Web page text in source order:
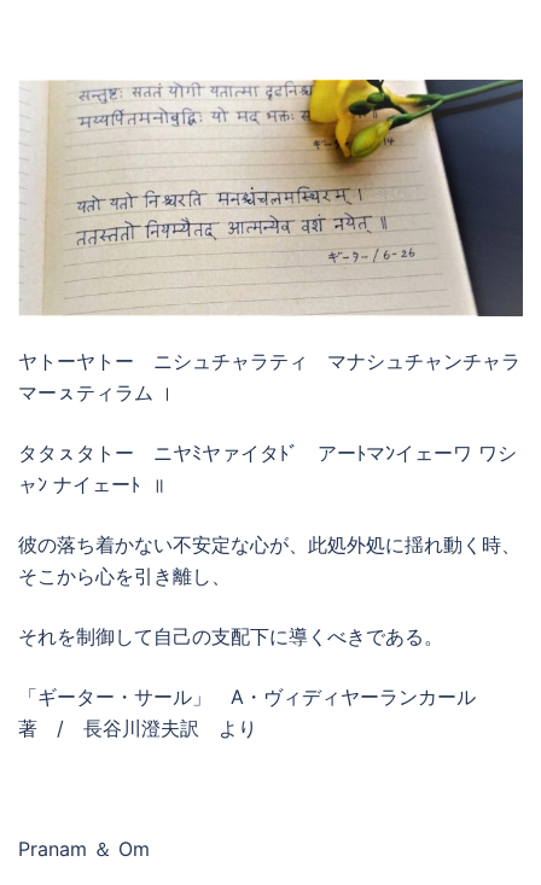
ヤトーヤトー ニシュチャラティ マナシュチャンチャラ
マーㇲティラム ।
タタㇲタトー ニヤﾐヤァイタﾄﾞ アーﾄマﾝイェーワ ワシ
ャﾝ ナイェーﾄ ॥
彼の落ち着かない不安定な心が、此処外処に揺れ動く時、
そこから心を引き離し、
それを制御して自己の支配下に導くべきである。
「ギーター・サール」 A・ヴィディヤーランカール
著 / 長谷川澄夫訳 より
Pranam ＆ Om